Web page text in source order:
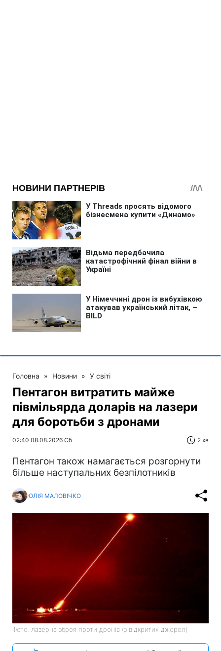
Головна » Новини » У світі
Пентагон витратить майже
півмільярда доларів на лазери
для боротьби з дронами
02:40 08.08.2026 Сб 2 хв
Пентагон також намагається розгорнути
більше наступальних безпілотників
ЮЛІЯ МАЛОВІЧКО
Фото: лазерна зброя проти дронів (з відкритих джерел)